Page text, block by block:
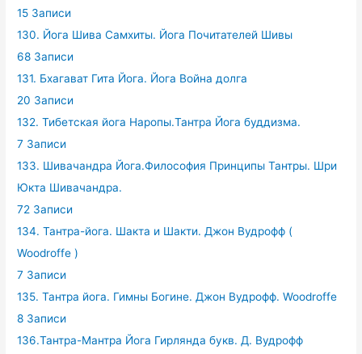
15 Записи
130. Йога Шива Самхиты. Йога Почитателей Шивы
68 Записи
131. Бхагават Гита Йога. Йога Война долга
20 Записи
132. Тибетская йога Наропы.Тантра Йога буддизма.
7 Записи
133. Шивачандра Йога.Философия Принципы Тантры. Шри
Юкта Шивачандра.
72 Записи
134. Тантра-йога. Шакта и Шакти. Джон Вудрофф (
Woodroffe )
7 Записи
135. Тантра йога. Гимны Богине. Джон Вудрофф. Woodroffe
8 Записи
136.Тантра-Мантра Йога Гирлянда букв. Д. Вудрофф